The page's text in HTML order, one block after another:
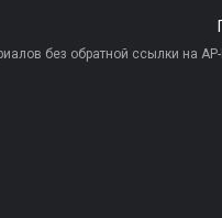
без обратной ссылки на